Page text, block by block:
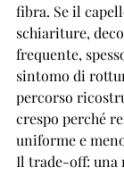
fibra. Se il
schiariture,
frequente,
sintomo di
percorso
crespo perché
uniforme e
Il trade-off: una